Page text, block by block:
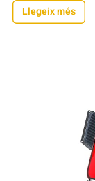
Llegeix més